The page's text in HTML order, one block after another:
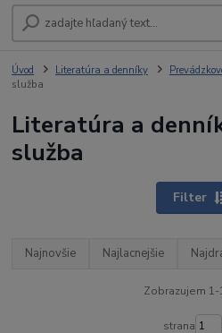
Úvod Literatúra a denníky
služba
Literatúra a
služba
Filter
Najnovšie Najlacnejšie
Zobrazujem 1-
strana